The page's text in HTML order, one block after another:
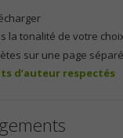
la tonalité de votre
sur une page
d’auteur respectés